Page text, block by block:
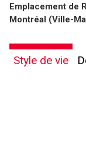
En cliquant sur le bouton
vous nous fournissez
Emplacement de
Montréal (Ville-
Style de vie